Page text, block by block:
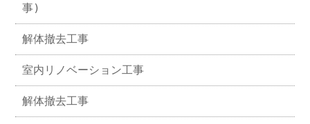
事)
解体撤去工事
室内リノベーション工事
解体撤去工事